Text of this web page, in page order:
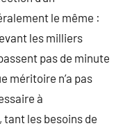
le même :
les milliers
pas de minute
méritoire n’a pas
à
tant les besoins de